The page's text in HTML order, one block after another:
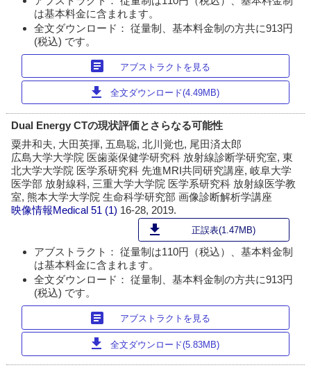
は基本料金に含まれます。
全文ダウンロード： 従量制、基本料金制の方共に913円
(税込) です。
article アブストラクトを見る
download 全文ダウンロード(4.49MB)
Dual Energy CTの現状評価とさらなる可能性
粟井和夫, 大田英揮, 五島聡, 北川覚也, 尾田済太郎
広島大学大学院 医歯薬保健学研究科 放射線診断学研究室, 東
北大学大学院 医学系研究科 先進MRI共同研究講座, 岐阜大学
医学部 放射線科, 三重大学大学院 医学系研究科 放射線医学教
室, 熊本大学大学院 生命科学研究部 画像診断解析学講座
映像情報Medical 51 (1) 16-28, 2019.
download 正誤表(1.47MB)
アブストラクト： 従量制は110円（税込）、基本料金制
は基本料金に含まれます。
全文ダウンロード： 従量制、基本料金制の方共に913円
(税込) です。
article アブストラクトを見る
download 全文ダウンロード(5.83MB)